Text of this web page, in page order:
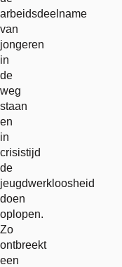
arbeidsdeelname
van
jongeren
in
de
weg
staan
en
in
crisistijd
de
jeugdwerkloosheid
doen
oplopen.
Zo
ontbreekt
een